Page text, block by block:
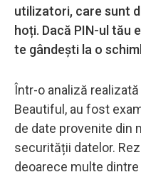
utilizatori, care sunt
hoți. Dacă PIN-ul tău
te gândești la o
Într-o analiză
Beautiful, au fost
de date provenite din
securității datelor.
deoarece multe